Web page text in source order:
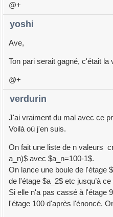
@+
yoshi
Ave,
Ton pari serait gagné, c'était la
@+
verdurin
J'ai vraiment du mal avec ce
Voilà où j'en suis.
On fait une liste de n valeurs
a_n)$ avec $a_n=100-1$.
On lance une boule de l'étage
de l'étage $a_2$ etc jusqu’à
Si elle n'a pas cassé à l'étage
l'étage 100 d'après l'énoncé.